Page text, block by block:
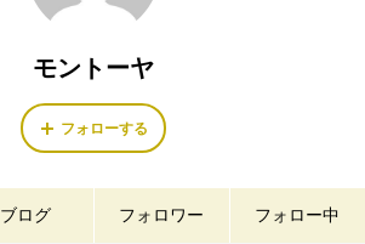
モントーヤ
フォローする
ブログ フォロワー フォロー中